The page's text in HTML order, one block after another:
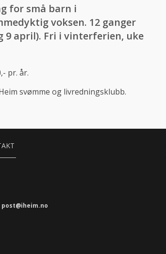
for små barn i
voksen. 12 ganger
9 april). Fri i vinterferien, uke
pr. år.
svømme og livredningsklubb.
post@iheim.no